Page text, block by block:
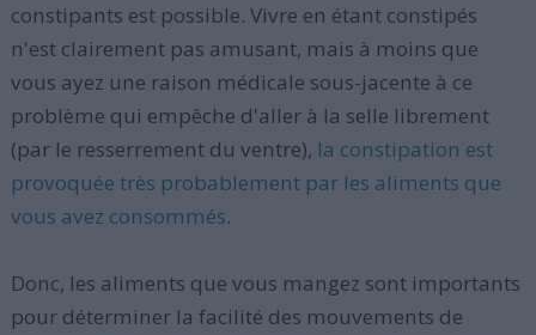
constipants est possible. Vivre en étant constipés
n'est clairement pas amusant, mais à moins que
vous ayez une raison médicale sous-jacente à ce
problème qui empêche d'aller à la selle librement
(par le resserrement du ventre), la constipation est
provoquée très probablement par les aliments que
vous avez consommés.
Donc, les aliments que vous mangez sont importants
pour déterminer la facilité des mouvements de